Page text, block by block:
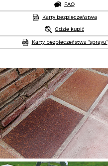
FAQ
Karty bezpieczeństwa
Gdzie kupić
Karty bezpieczeństwa "sprayu"